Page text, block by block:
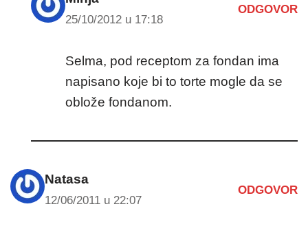
25/10/2012 u 17:18
ODGOVOR
Selma, pod receptom za fondan ima
napisano koje bi to torte mogle da se
oblože fondanom.
Natasa
12/06/2011 u 22:07
ODGOVOR